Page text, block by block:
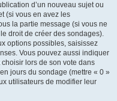
d’un nouveau sujet ou
(si vous en avez les
la partie message (si vous ne
droit de créer des sondages).
options possibles, saisissez
Vous pouvez aussi indiquer
lors de son vote dans
jours du sondage (mettre « 0 »
utilisateurs de modifier leur